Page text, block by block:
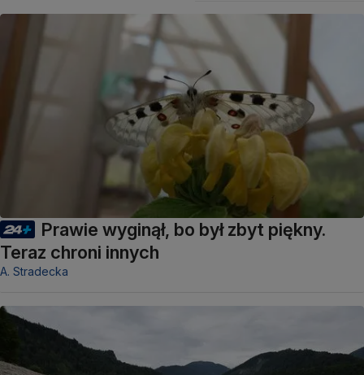
Prawie wyginął, bo był zbyt piękny.
Teraz chroni innych
A. Stradecka